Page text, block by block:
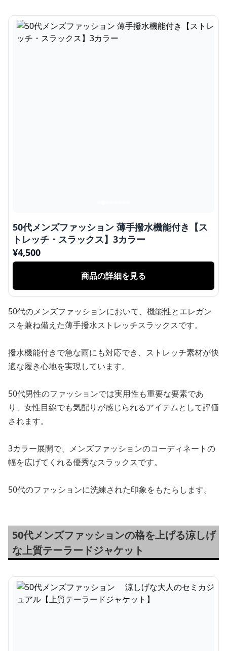
50代メンズファッション 薄手撥水機能付き【ス
トレッチ・スラックス】3カラー
¥4,500
商品の詳細を見る
50代のメンズファッションにおいて、機能性とエレガン
スを兼ね備えた薄手撥水ストレッチスラックスです。
撥水機能付きで急な雨にも対応でき、ストレッチ素材が快
適な履き心地を実現しています。
50代男性のファッションでは実用性も重要な要素であ
り、女性目線でも気配りが感じられるアイテムとして評価
されます。
3カラー展開で、メンズファッションのコーディネートの
幅を広げてくれる優秀なスラックスです。
50代のファッションに洗練された印象をもたらします。
50代メンズファッションの格を上げる涼しげ
な上質テーラードジャケット